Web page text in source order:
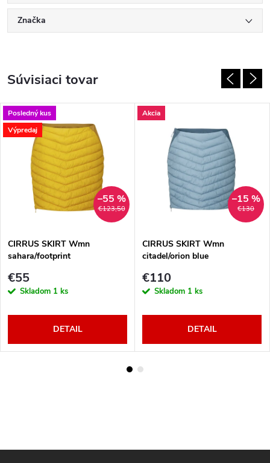
Značka
Súvisiaci tovar
Posledný kus
Výpredaj
€123,50
–55 %
CIRRUS SKIRT Wmn
sahara/footprint
€55
Skladom 1 ks
DETAIL
Akcia
€130
–15 %
CIRRUS SKIRT Wmn
citadel/orion blue
€110
Skladom 1 ks
DETAIL